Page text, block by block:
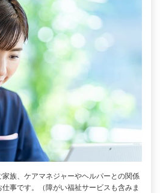
族、ケアマネジャーやヘルパーとの関係
事です。（障がい福祉サービスも含みま